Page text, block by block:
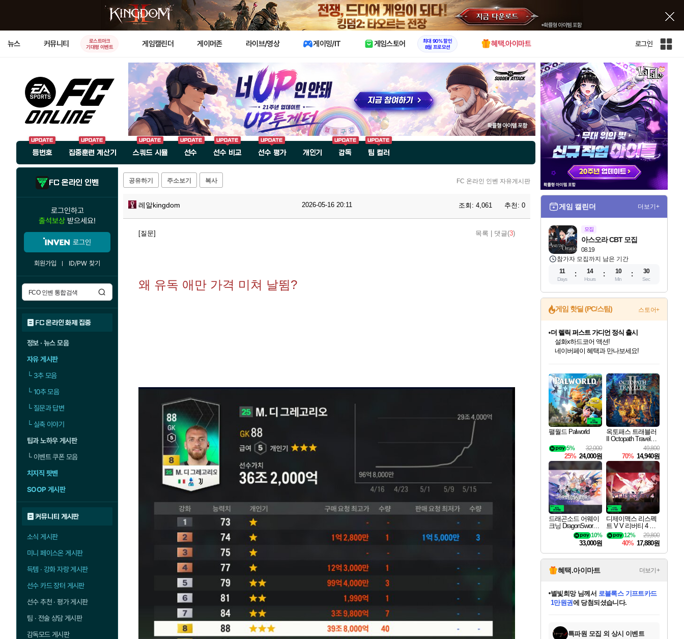
X
뉴스 커뮤니티
로스트아크
기대평 이벤트
게임캘린더 게이머존 라이브/영상 게이밍/IT 게임스토어
최대 90% 할인
8월 프로모션
혜택.아이마트 로그인
인
체
사
트
맵
등번호 집중훈련 계산기 스쿼드 시뮬 선수 선수 비교 선수 평가 개인기 감독 팀 컬러
FC 온라인 인벤
로그인하고
출석보상 받으세요!
로그인
회원가입 ID/PW 찾기
FC 온라인 화제 집중
정보 · 뉴스 모음
자유 게시판
└3추 모음
└10추 모음
└질문과 답변
└실축 이야기
팁과 노하우 게시판
└이벤트 쿠폰 모음
치지직 팟벤
SOOP 게시판
커뮤니티 게시판
소식 게시판
미니 페이스온 게시판
득템 · 강화 자랑 게시판
선수 카드 장터 게시판
선수 추천 · 평가 게시판
팀 · 전술 상담 게시판
감독모드 게시판
공유하기 주소보기 복사 FC 온라인 인벤 자유게시판
레알kingdom 2026-05-16 20:11 조회: 4,061 추천: 0
[질문] 목록 댓글(3)
왜 유독 애만 가격 미쳐 날뜀?
게임 캘린더 더보기+
모집
08.19
아스오라 CBT 모집
참가자 모집까지 남은 기간
11
Days
14
Hours
10
Min
29
Sec
게임 핫딜 (PC/스팀) 스토어+
최대 90% 할인가를 만나보세요!
네이버혜택과 함께 만나보세요!
50%할인&추가 적립까지!
네이버 포인트 혜택까지!
이니&베니 혜택까지!
네이버 혜택가와 함께 예약하세요!
할인&네이버혜택으로 만나보세요!
더 렐릭 퍼스트 가디언 정식 출시
설화x하드코어 액션!
네이버페이 혜택과 만나보세요!
40주년 프로모션으로 만나보세요!
할인가에 만나보세요!
일부 에디션 상시 할인!
혜택으로 예약 판매 중
편안하게 충전하세요
팰월드 Palworld
32,000
5%
25% 24,000원
옥토패스 트래블러
II Octopath Traveler I
49,800
70% 14,940원
드래곤소드 어웨이
크닝 DragonSword A
10%
33,000원
디제이맥스 리스펙
트 V V 리버티 4 팩
DJMAX RESPECT
V V Liberty 4 Pack D
29,800
12%
40% 17,880원
혜택.아이마트 더보기+
교환.
당첨되셨습니다.
당첨되셨습니다.
당첨되셨습니다.
별빛희망님께서 로블록스 기프트카드
1만원권에 당첨되셨습니다.
당첨되셨습니다.
당첨되셨습니다.
당첨되셨습니다.
당첨되셨습니다.
에디션 (스팀코드)를 교환.
당첨되셨습니다.
특파원 모집 외 상시 이벤트